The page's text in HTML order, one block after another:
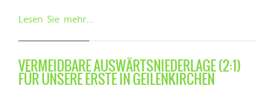
Lesen Sie mehr…
VERMEIDBARE AUSWÄRTSNIEDERLAGE (2:1)
FÜR UNSERE ERSTE IN GEILENKIRCHEN